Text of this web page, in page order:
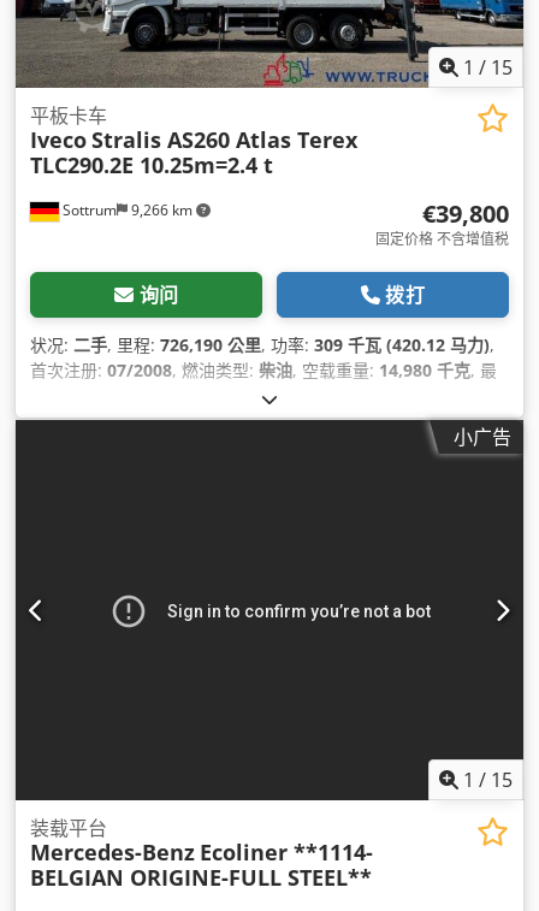
1 / 15
Sottrum 9,266 km
平板卡车
IvecoStralis AS260 Atlas Terex
TLC290.2E 10.25m=2.4 t
€39,800
固定价格 不含增值税
询问 拨打
状况: 二手, 里程: 726,190 公里, 功率: 309 千瓦 (420.12 马力),
首次注册: 07/2008, 燃油类型: 柴油, 空载重量: 14,980 千克, 最
, 总重量:
刹车:发动机制动, 颜色:白色, 驾驶室:卧铺驾驶室, 齿轮类型:自
, 装载空间长
小广告
1 / 15
装载平台
Mercedes-Benz Ecoliner **1114-
BELGIAN ORIGINE-FULL STEEL**